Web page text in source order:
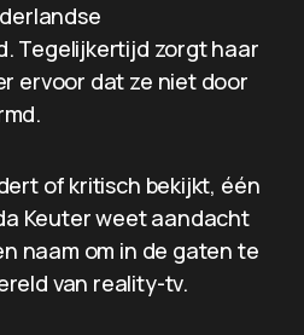
Tegelijkertijd zorgt haar
ervoor dat ze niet door
of kritisch bekijkt, één
Keuter weet aandacht
naam om in de gaten te
van reality-tv.